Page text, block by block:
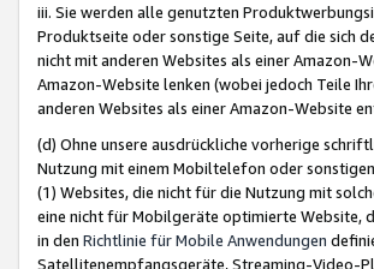
iii. Sie werden alle genutzten
Produktseite oder sonstige Seite, auf die sich
nicht mit anderen Websites als einer Amazon-
Amazon-Website lenken (wobei jedoch Teile
anderen Websites als einer Amazon-Website
(d) Ohne unsere ausdrückliche vorherige
Nutzung mit einem Mobiltelefon oder
(1) Websites, die nicht für die Nutzung mit
eine nicht für Mobilgeräte optimierte Website,
in den Richtlinie für Mobile Anwendungen
Satellitenempfangsgeräte, Streaming-Video-